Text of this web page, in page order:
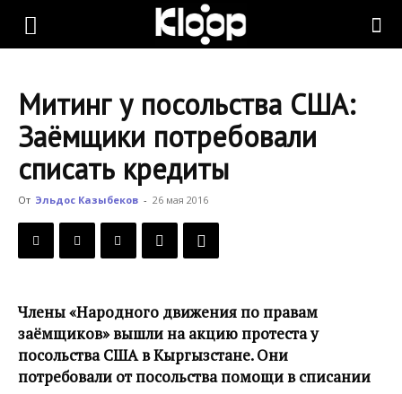
KLOOP.KG
Новости
Кыргызстана
Митинг у посольства США:
Заёмщики потребовали
списать кредиты
От Эльдос Казыбеков - 26 мая 2016
Члены «Народного движения по правам
заёмщиков» вышли на акцию протеста у
посольства США в Кыргызстане. Они
потребовали от посольства помощи в списании